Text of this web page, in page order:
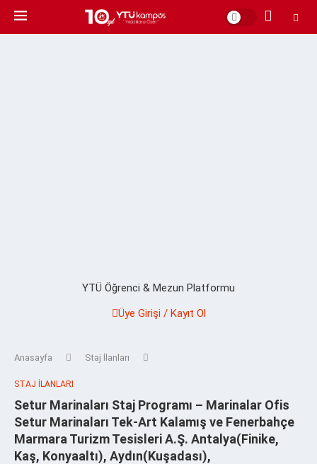
YTÜ Öğrenci & Mezun Platformu
Üye Girişi / Kayıt Ol
Anasayfa Staj İlanları
STAJ İLANLARI
Setur Marinaları Staj Programı – Marinalar Ofis
Setur Marinaları Tek-Art Kalamış ve Fenerbahçe
Marmara Turizm Tesisleri A.Ş. Antalya(Finike,
Kaş, Konyaaltı), Aydın(Kuşadası),